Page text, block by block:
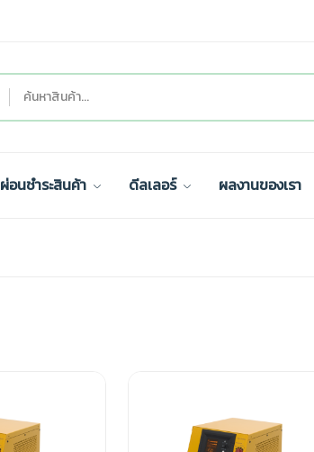
ผ่อนชำระสินค้า ดีลเลอร์ ผลงานของเรา